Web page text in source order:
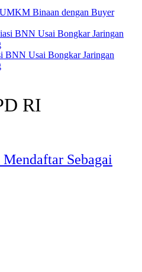
Binaan dengan Buyer
BNN Usai Bongkar Jaringan
RI
Sebagai